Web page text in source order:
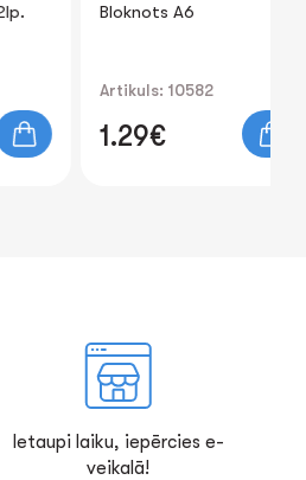
Bloknots A6
Artikuls: 10582
1.29€
Ietaupi laiku, iepērcies e-
veikalā!